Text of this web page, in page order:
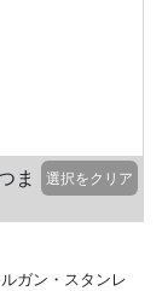
ま
選択をクリア
ガン・スタンレ